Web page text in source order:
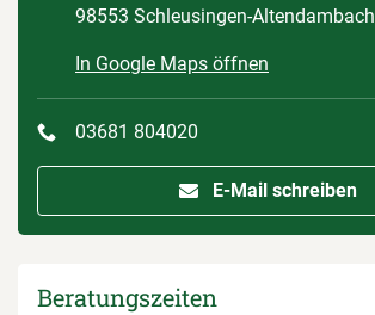
98553 Schleusingen-Altendambach
In Google Maps öffnen
03681 804020
E-Mail schreiben
Beratungszeiten